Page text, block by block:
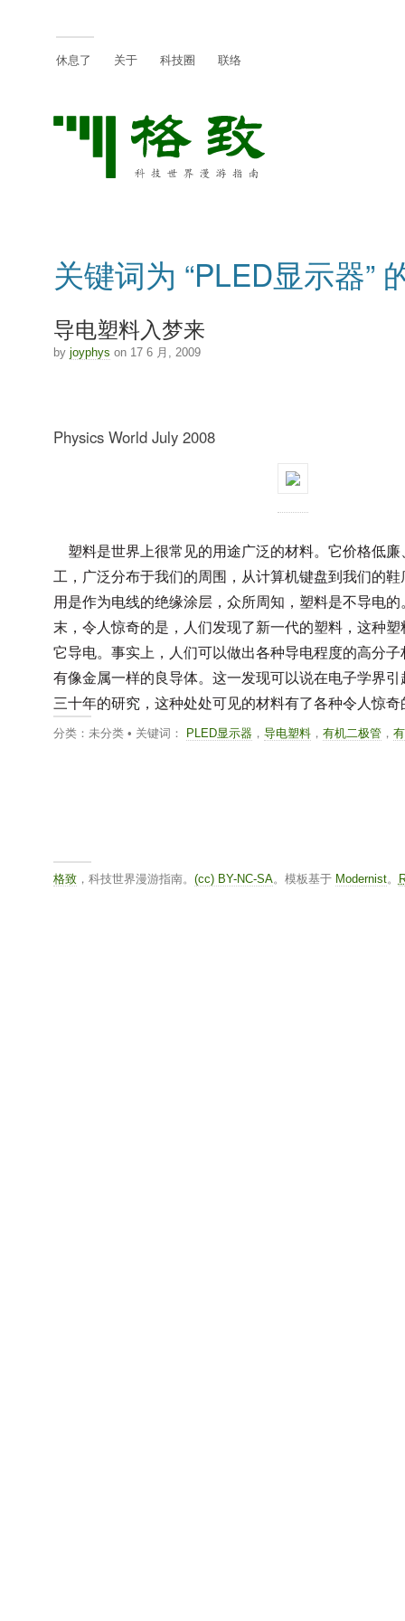
休息了 关于 科技圈 联络
关键词为 “PLED显示器”
导电塑料入梦来
by joyphys on 17 6 月, 2009
Physics World July 2008
塑料是世界上很常见的用途广泛的材料。它价格低廉
工，广泛分布于我们的周围，从计算机键盘到我们的
用是作为电线的绝缘涂层，众所周知，塑料是不导电
末，令人惊奇的是，人们发现了新一代的塑料，这种
它导电。事实上，人们可以做出各种导电程度的高分
有像金属一样的良导体。这一发现可以说在电子学界
三十年的研究，这种处处可见的材料有了各种令人惊奇
分类：未分类 • 关键词： PLED显示器， 导电塑料， 有机二极管，
格致，科技世界漫游指南。 (cc) BY-NC-SA。模板基于 Modernist。